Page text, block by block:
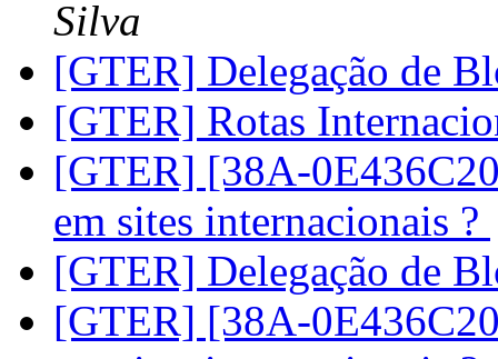
Silva
[GTER] Delegação de
[GTER] Rotas
[GTER] [38A-
em sites internacionais ?
[GTER] Delegação de
[GTER] [38A-